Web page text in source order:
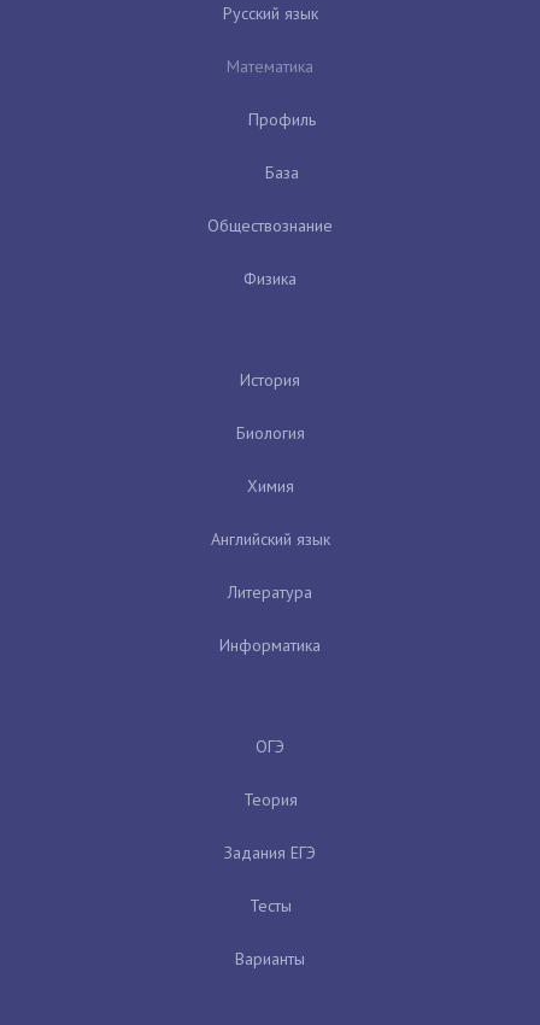
Русский язык
Математика
Профиль
База
Обществознание
Физика
История
Биология
Химия
Английский язык
Литература
Информатика
ОГЭ
Теория
Задания ЕГЭ
Тесты
Варианты